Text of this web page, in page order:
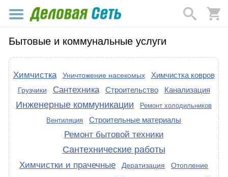
Бытовые и коммунальные услуги
Химчистка Уничтожение насекомых Химчистка ковров
Грузчики Сантехника Строительство Канализация
Инженерные коммуникации
Ремонт холодильников
Вентиляция
Строительные материалы
Ремонт бытовой техники
Сантехнические работы
Химчистки и прачечные Дератизация Отопление